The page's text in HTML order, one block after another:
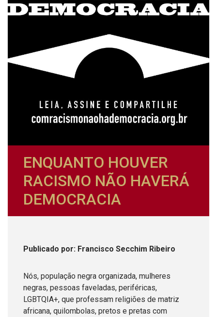
ENQUANTO HOUVER
RACISMO NÃO HAVERÁ
DEMOCRACIA
Publicado por: Francisco Secchim Ribeiro
Nós, população negra organizada, mulheres
negras, pessoas faveladas, periféricas,
LGBTQIA+, que professam religiões de matriz
africana, quilombolas, pretos e pretas com